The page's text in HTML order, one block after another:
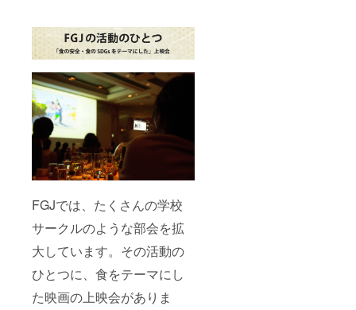
FGJでは、たくさんの学校
サークルのような部会を拡
大しています。その活動の
ひとつに、食をテーマにし
た映画の上映会がありま